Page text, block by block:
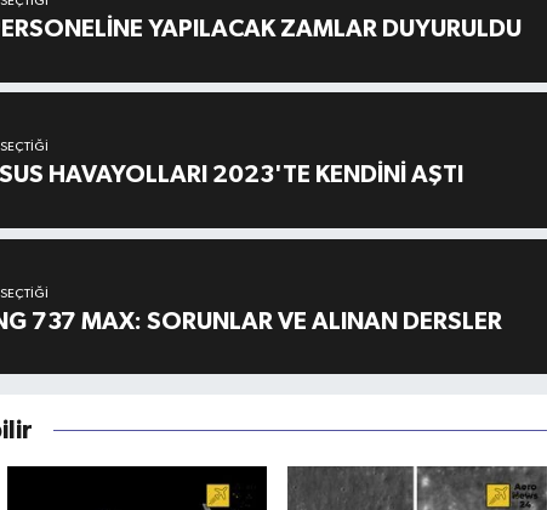
YAPILACAK ZAMLAR DUYURULDU
HAVAYOLLARI 2023'TE KENDİNİ AŞTI
737 MAX: SORUNLAR VE ALINAN DERSLER